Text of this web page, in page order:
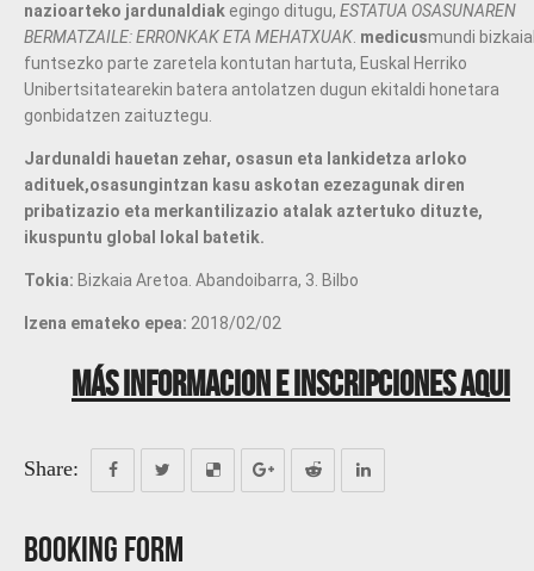
nazioarteko jardunaldiak egingo ditugu, ESTATUA OSASUNAREN
BERMATZAILE: ERRONKAK ETA MEHATXUAK medicusmundi
funtsezko parte zaretela kontutan hartuta, Euskal Herriko
Unibertsitatearekin batera antolatzen dugun ekitaldi honetara
gonbidatzen zaituztegu.
Jardunaldi hauetan zehar, osasun eta lankidetza arloko
adituek,osasungintzan kasu askotan ezezagunak diren
pribatizazio eta merkantilizazio atalak aztertuko dituzte,
ikuspuntu global lokal batetik.
Tokia: Bizkaia Aretoa. Abandoibarra, 3. Bilbo
Izena emateko epea: 2018/02/02
Más informacion e inscripciones aqui
Share:
Booking Form